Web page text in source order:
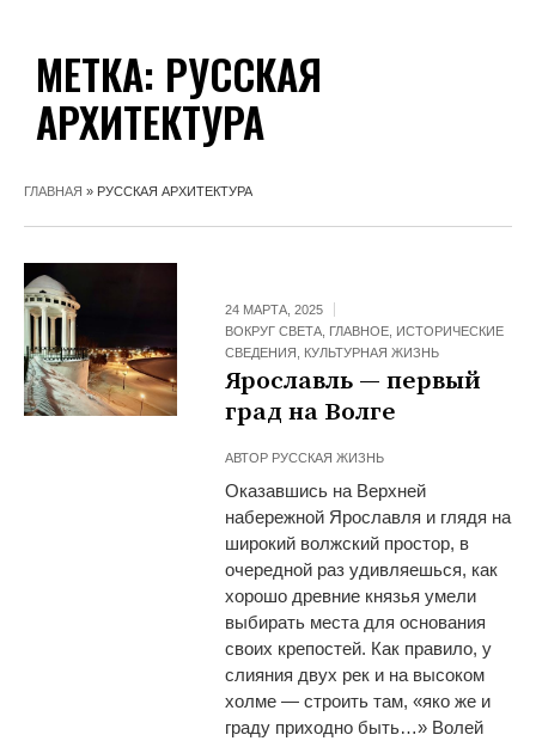
МЕТКА: РУССКАЯ
АРХИТЕКТУРА
ГЛАВНАЯ » РУССКАЯ АРХИТЕКТУРА
24 МАРТА, 2025
ВОКРУГ СВЕТА ГЛАВНОЕ ИСТОРИЧЕСКИЕ
СВЕДЕНИЯ
КУЛЬТУРНАЯ ЖИЗНЬ
Ярославль — первый
град на Волге
АВТОР РУССКАЯ ЖИЗНЬ
Оказавшись на Верхней
набережной Ярославля и глядя на
широкий волжский простор, в
очередной раз удивляешься, как
хорошо древние князья умели
выбирать места для основания
своих крепостей. Как правило, у
слияния двух рек и на высоком
холме — строить там, «яко же и
граду приходно быть…» Волей